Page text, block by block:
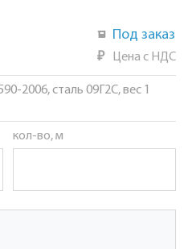
Под заказ
₽ Цена с НДС
2006, сталь 09Г2С, вес 1
кол-во, м